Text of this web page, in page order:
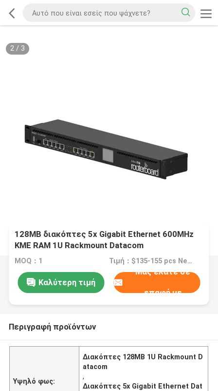
2/ 3
128MB διακόπτες 5x Gigabit Ethernet 600MHz
ΚΜΕ RAM 1U Rackmount Datacom
MOQ：1 Τιμή：$135-155 pcs Negotiable
Καλύτερη τιμή
Μας ελάτε σε
επαφή με
Περιγραφή προϊόντων
Υψηλό φως:
Διακόπτες 128MB 1U Rackmount D
atacom
,
Διακόπτες 5x Gigabit Ethernet Dat